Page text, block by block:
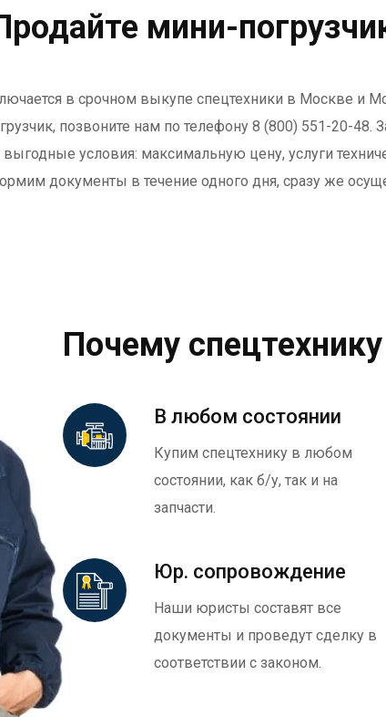
мини-
в срочном выкупе спецтехники в Москве и
позвоните нам по телефону 8 (800) 551-20-
условия: максимальную цену, услуги
документы в течение одного дня, сразу же
Почему
В любом состоянии
Купим спецтехнику в любом
состоянии, как б/у, так и на
запчасти.
Юр. сопровождение
Наши юристы составят все
документы и проведут сделку в
соответствии с законом.